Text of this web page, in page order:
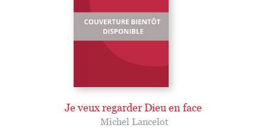
Je veux regarder Dieu en face
Michel Lancelot